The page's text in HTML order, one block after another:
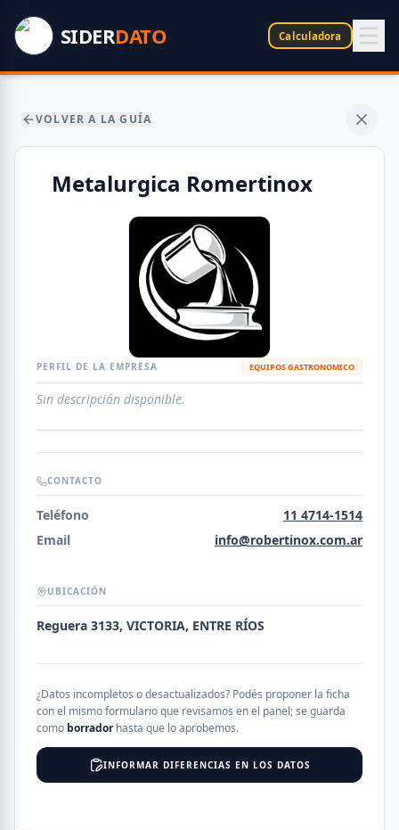
SIDERDATO Calculadora
VOLVER A LA GUÍA
Metalurgica Romertinox
PERFIL DE LA EMPRESA EQUIPOS GASTRONOMICO
Sin descripción disponible.
CONTACTO
Teléfono
11 4714-1514
Email
info@robertinox.com.ar
UBICACIÓN
Reguera 3133, VICTORIA, ENTRE RÍOS
¿Datos incompletos o desactualizados? Podés proponer la ficha
con el mismo formulario que revisamos en el panel; se guarda
como borradorhasta que lo aprobemos.
INFORMAR DIFERENCIAS EN LOS DATOS